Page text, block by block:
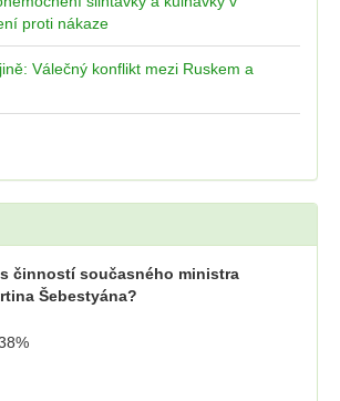
proti nákaze
Válečný konflikt mezi Ruskem a
činností současného ministra
Šebestyána?
%